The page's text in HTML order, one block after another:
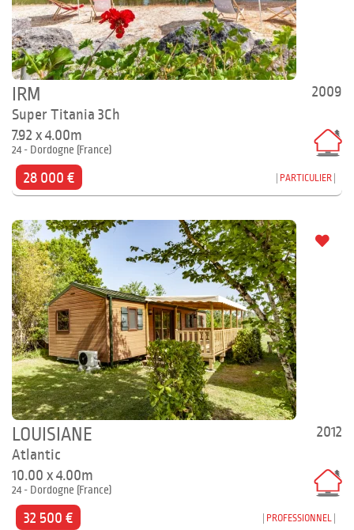
2009
IRM
Super Titania 3Ch
7.92 x 4.00m
24 - Dordogne (France)
28 000 € PARTICULIER
2012
LOUISIANE
Atlantic
10.00 x 4.00m
24 - Dordogne (France)
32 500 € PROFESSIONNEL